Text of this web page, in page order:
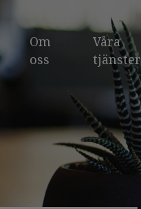
Om
oss
Våra
tjänster